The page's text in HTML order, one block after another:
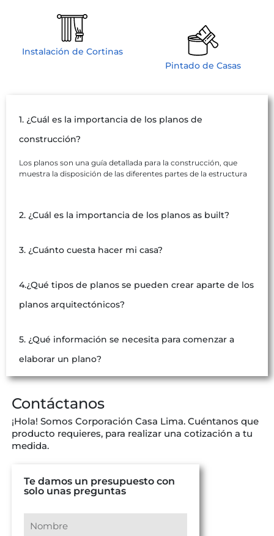
Instalación de Cortinas
Pintado de Casas
1. ¿Cuál es la importancia de los planos de
construcción?
Los planos son una guía detallada para la construcción, que
muestra la disposición de las diferentes partes de la estructura
2. ¿Cuál es la importancia de los planos as built?
3. ¿Cuánto cuesta hacer mi casa?
4.¿Qué tipos de planos se pueden crear aparte de los
planos arquitectónicos?
5. ¿Qué información se necesita para comenzar a
elaborar un plano?
Contáctanos
¡Hola! Somos Corporación Casa Lima. Cuéntanos que
producto requieres, para realizar una cotización a tu
medida.
Te damos un presupuesto con
solo unas preguntas